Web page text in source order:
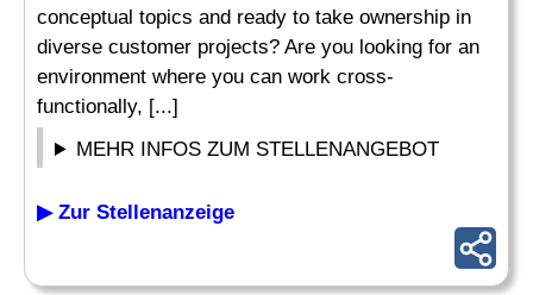
conceptual topics and ready to take ownership in
diverse customer projects? Are you looking for an
environment where you can work cross-
functionally, [...]
MEHR INFOS ZUM STELLENANGEBOT
▶ Zur Stellenanzeige